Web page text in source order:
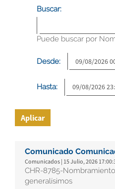
Buscar:
Puede buscar por
Desde:
Hasta:
Aplicar
Comunicado
Comunicados | 15 Julio, 2026
CHR-8785-
generalísimos